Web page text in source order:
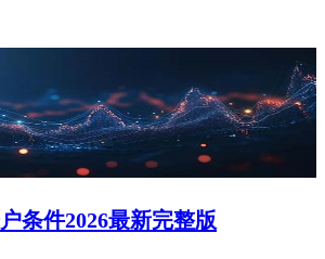
条件2026最新完整版